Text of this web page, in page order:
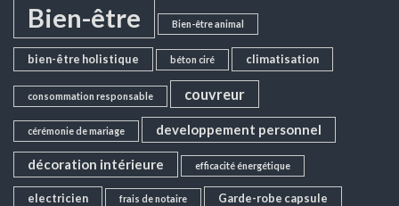
Bien-être Bien-être animal
bien-être holistique béton ciré climatisation
consommation responsable couvreur
cérémonie de mariage developpement personnel
décoration intérieure efficacité énergétique
electricien frais de notaire Garde-robe capsule